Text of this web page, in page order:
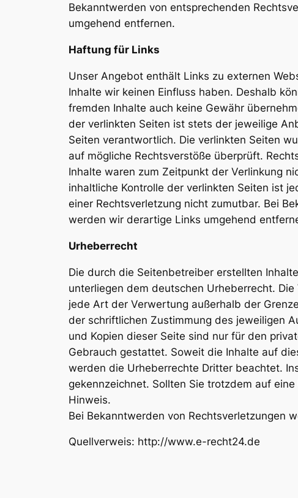
Bekanntwerden von entsprechenden
umgehend entfernen.
Haftung für Links
Unser Angebot enthält Links zu externen
Inhalte wir keinen Einfluss haben. Deshalb
fremden Inhalte auch keine Gewähr
der verlinkten Seiten ist stets der jeweilige
Seiten verantwortlich. Die verlinkten Seiten
auf mögliche Rechtsverstöße überprüft.
Inhalte waren zum Zeitpunkt der Verlinkung
inhaltliche Kontrolle der verlinkten Seiten ist
einer Rechtsverletzung nicht zumutbar. Bei
werden wir derartige Links umgehend
Urheberrecht
Die durch die Seitenbetreiber erstellten
unterliegen dem deutschen Urheberrecht.
jede Art der Verwertung außerhalb der
der schriftlichen Zustimmung des jeweiligen
und Kopien dieser Seite sind nur für den
Gebrauch gestattet. Soweit die Inhalte auf
werden die Urheberrechte Dritter beachtet.
gekennzeichnet. Sollten Sie trotzdem auf
Hinweis.
Bei Bekanntwerden von Rechtsverletzungen
Quellverweis: http://www.e-recht24.de